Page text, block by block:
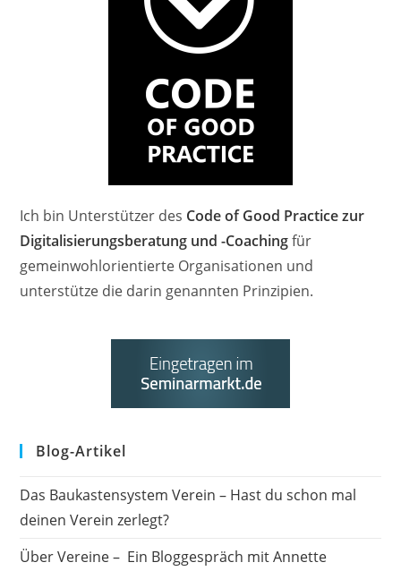
Ich bin Unterstützer des Code of Good Practice zur
Digitalisierungsberatung und -Coachingfür
gemeinwohlorientierte Organisationen und
unterstütze die darin genannten Prinzipien.
Blog-Artikel
Das Baukastensystem Verein – Hast du schon mal
deinen Verein zerlegt?
Über Vereine – Ein Bloggespräch mit Annette